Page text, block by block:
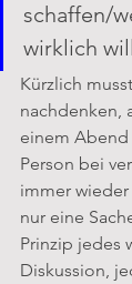
schaffen/
wirklich
Kürzlich
nachdenken,
einem
Person bei
immer
nur eine
Prinzip jedes
Diskussion,